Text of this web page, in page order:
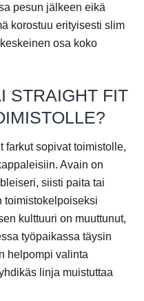
pesun jälkeen eikä
korostuu erityisesti slim
osa koko
STRAIGHT FIT
farkut sopivat toimistolle,
Avain on
siisti paita tai
toimistokelpoiseksi
kulttuuri on muuttunut,
työpaikassa täysin
helpompi valinta
linja muistuttaa